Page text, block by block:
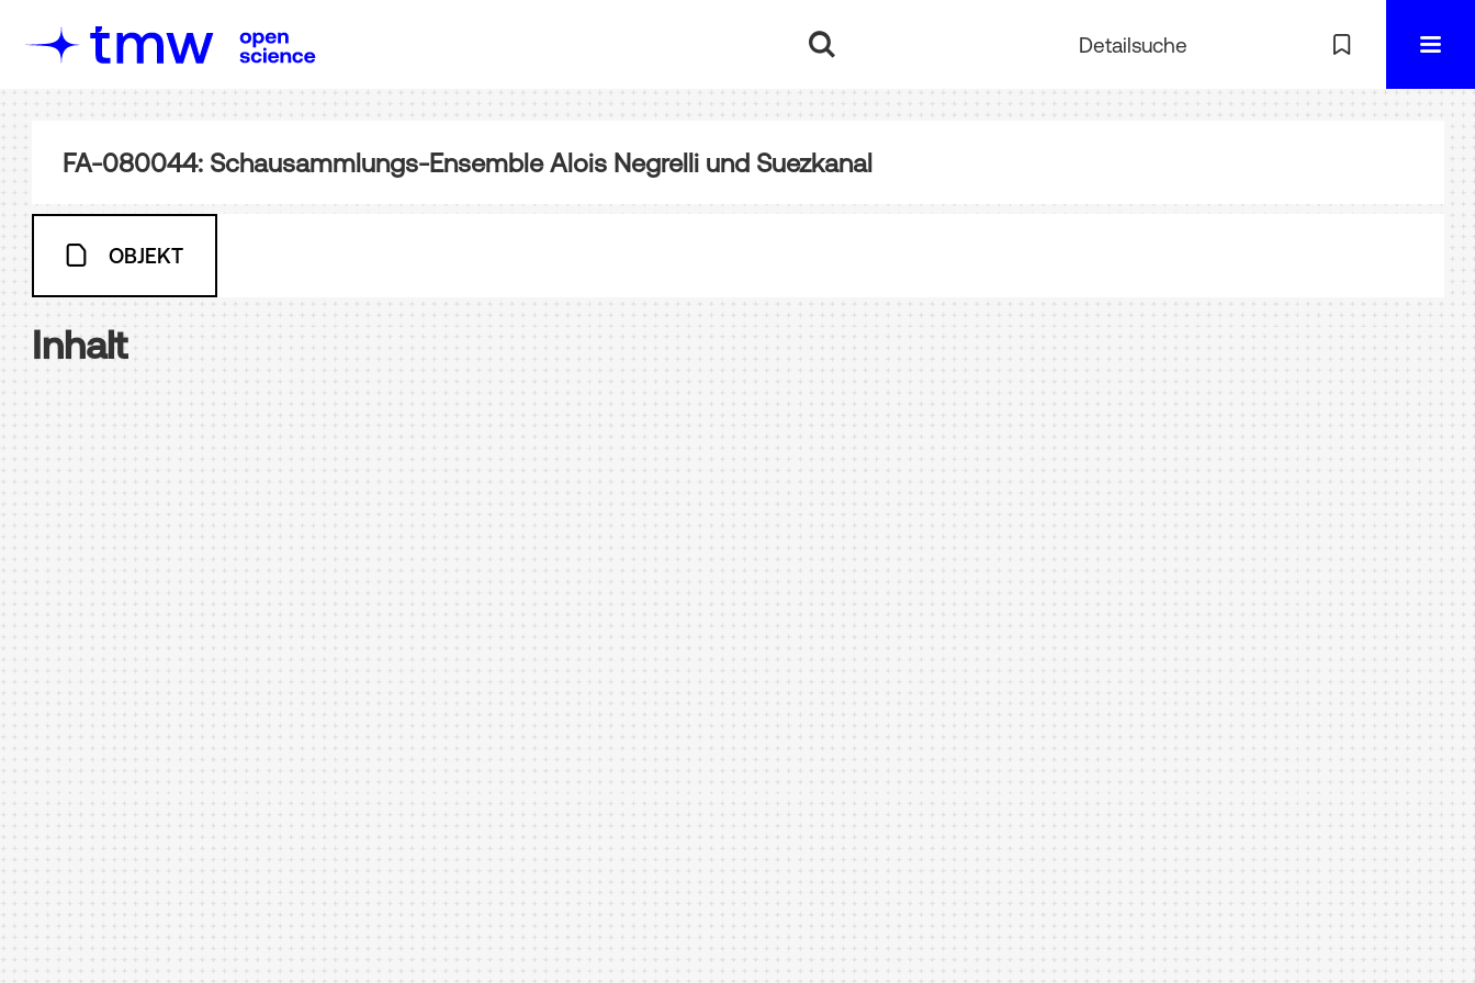
Detailsuche
FA-080044: Schausammlungs-Ensemble Alois Negrelli und Suezkanal
OBJEKT
Inhalt